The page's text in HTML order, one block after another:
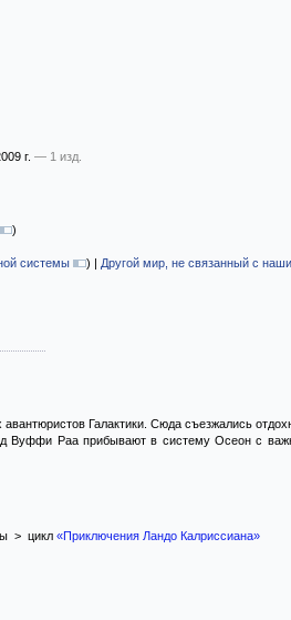
г. — 1 изд.
)
системы ) | Другой мир, не связанный с
Галактики. Сюда съезжались
Вуффи Раа прибывают в систему Осеон с
> цикл «Приключения Ландо Калриссиана»